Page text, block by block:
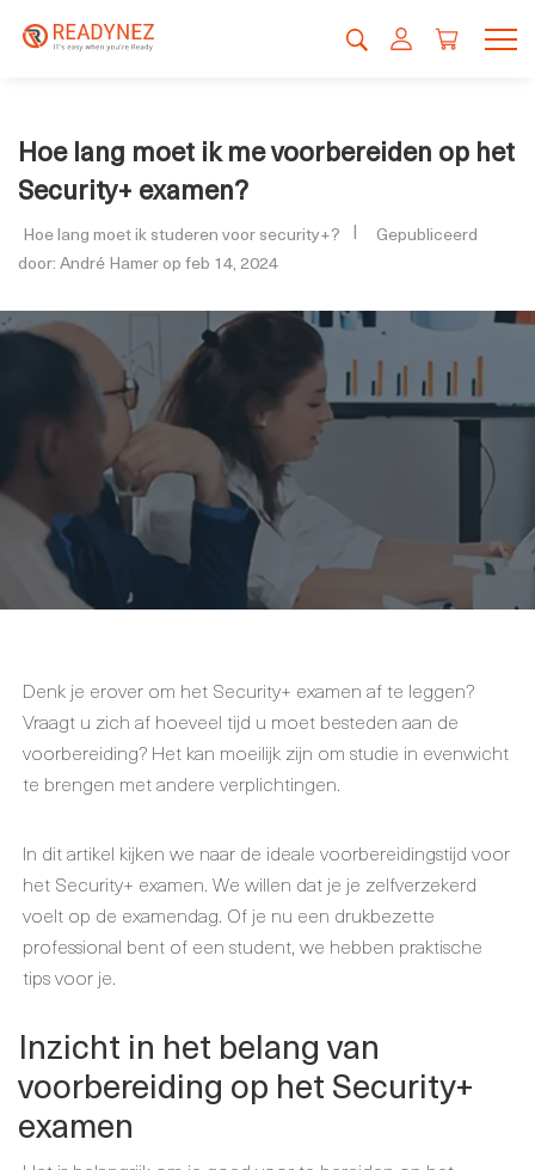
Hoe lang moet ik me voorbereiden op het
Security+ examen?
Hoe lang moet ik studeren voor security+?
Gepubliceerd
door: André Hamer op feb 14, 2024
Denk je erover om het Security+ examen af te leggen?
Vraagt u zich af hoeveel tijd u moet besteden aan de
voorbereiding? Het kan moeilijk zijn om studie in evenwicht
te brengen met andere verplichtingen.
In dit artikel kijken we naar de ideale voorbereidingstijd voor
het Security+ examen. We willen dat je je zelfverzekerd
voelt op de examendag. Of je nu een drukbezette
professional bent of een student, we hebben praktische
tips voor je.
Inzicht in het belang van
voorbereiding op het Security+
examen